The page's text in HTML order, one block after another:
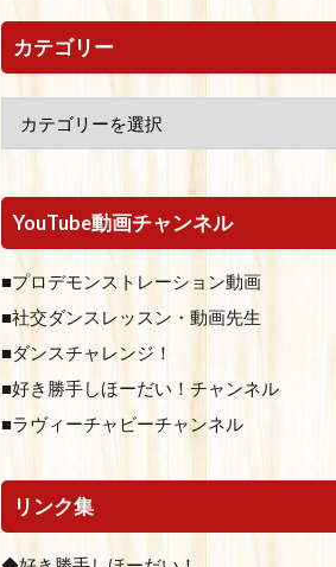
カテゴリー
YouTube動画チャンネル
■プロデモンストレーション動画
■社交ダンスレッスン・動画先生
■ダンスチャレンジ！
■好き勝手しほーだい！チャンネル
■ラヴィーチャビーチャンネル
リンク集